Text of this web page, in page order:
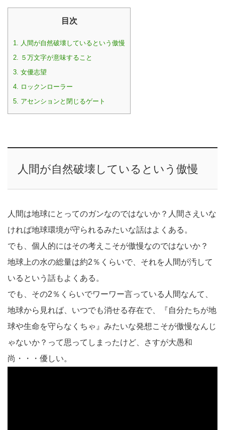
目次
1. 人間が自然破壊しているという傲慢
2. ５万文字が意味すること
3. 女優志望
4. ロックンローラー
5. アセンションと閉じるゲート
人間が自然破壊しているという傲慢
人間は地球にとってのガンなのではないか？人間さえいな
ければ地球環境が守られるみたいな話はよくある。
でも、個人的にはその考えこそが傲慢なのではないか？
地球上の水の総量は約2％くらいで、それを人間が汚して
いるという話もよくある。
でも、その2％くらいでワーワー言っている人間なんて、
地球から見れば、いつでも消せる存在で、『自分たちが地
球や生命を守らなくちゃ』みたいな発想こそが傲慢なんじ
ゃないか？って思ってしまったけど、さすが大愚和
尚・・・優しい。